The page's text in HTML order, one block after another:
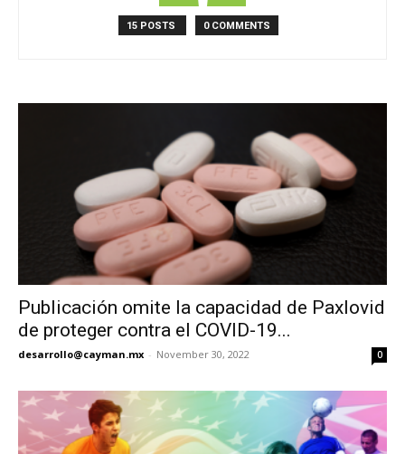
15 POSTS 0 COMMENTS
Publicación omite la capacidad de Paxlovid
de proteger contra el COVID-19...
desarrollo@cayman.mx - November 30, 2022 0